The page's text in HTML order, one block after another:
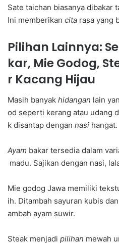
Sate taichan biasanya dibakar
Ini memberikan cita rasa yang
Pilihan Lainnya:
kar, Mie Godog,
r Kacang Hijau
Masih banyak hidangan lain
od seperti kerang atau udang
k disantap dengan nasi hangat.
Ayam bakar tersedia dalam
madu. Sajikan dengan nasi,
Mie godog Jawa memiliki
ih. Ditambah sayuran kubis
ambah ayam suwir.
Steak menjadi pilihan mewah